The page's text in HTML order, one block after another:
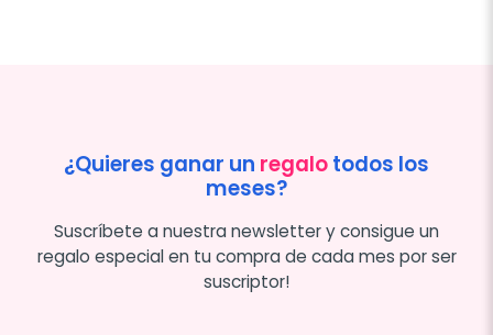
¿Quieres ganar un regalotodos los
meses?
Suscríbete a nuestra newsletter y consigue un
regalo especial en tu compra de cada mes por ser
suscriptor!